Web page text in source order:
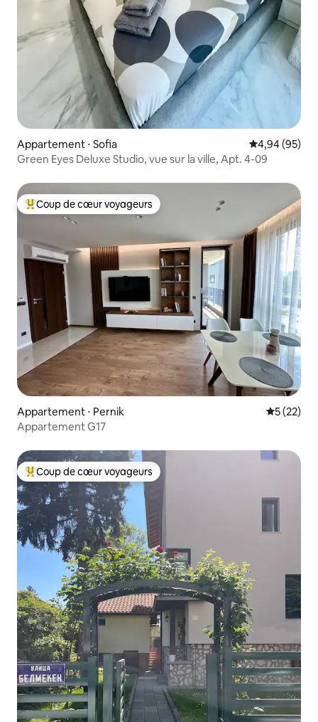
Appartement ⋅ Sofia Évaluation
4,94 (95)
Green Eyes Deluxe Studio, vue sur la ville, Apt. 4-09
Coups de cœur voyageurs les plus appréciés
Coup de cœur voyageurs
Appartement ⋅ Pernik
5 (22)
Appartement G17
Coups de cœur voyageurs les plus appréciés
Coup de cœur voyageurs